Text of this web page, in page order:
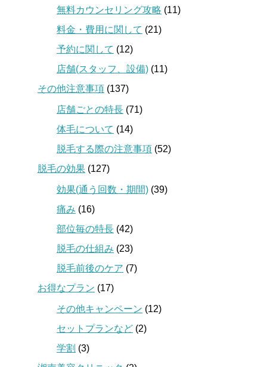
無料カウンセリング攻略 (11)
料金・費用に関して (21)
予約に関して (12)
店舗(スタッフ、設備) (11)
その他注意事項 (137)
店舗ごとの特長 (71)
体毛について (14)
脱毛する際の注意事項 (52)
脱毛の効果 (127)
効果(通う回数・期間) (39)
痛み (16)
部位毎の特長 (42)
脱毛の仕組み (23)
脱毛前後のケア (7)
お得なプラン (17)
その他キャンペーン (12)
セットプランなど (2)
学割 (3)